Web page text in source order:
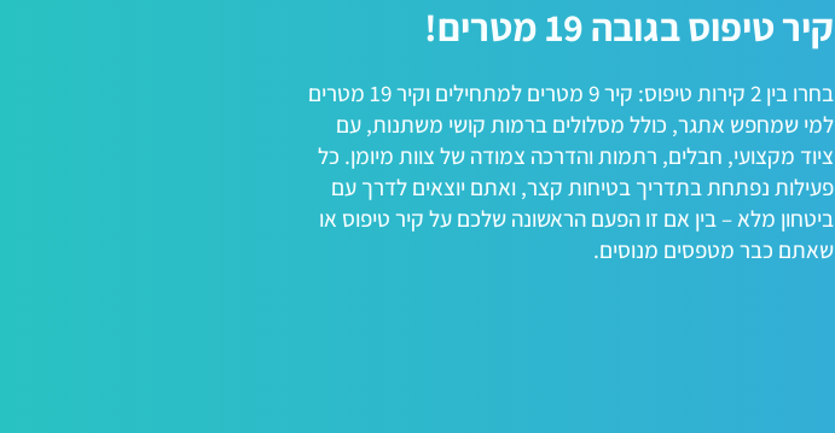
קיר טיפוס בגובה 19 מטרים!
בחרו בין 2 קירות טיפוס: קיר 9 מטרים למתחילים וקיר 19 מטרים
למי שמחפש אתגר, כולל מסלולים ברמות קושי משתנות, עם
ציוד מקצועי, חבלים, רתמות והדרכה צמודה של צוות מיומן. כל
פעילות נפתחת בתדריך בטיחות קצר, ואתם יוצאים לדרך עם
ביטחון מלא – בין אם זו הפעם הראשונה שלכם על קיר טיפוס או
שאתם כבר מטפסים מנוסים.